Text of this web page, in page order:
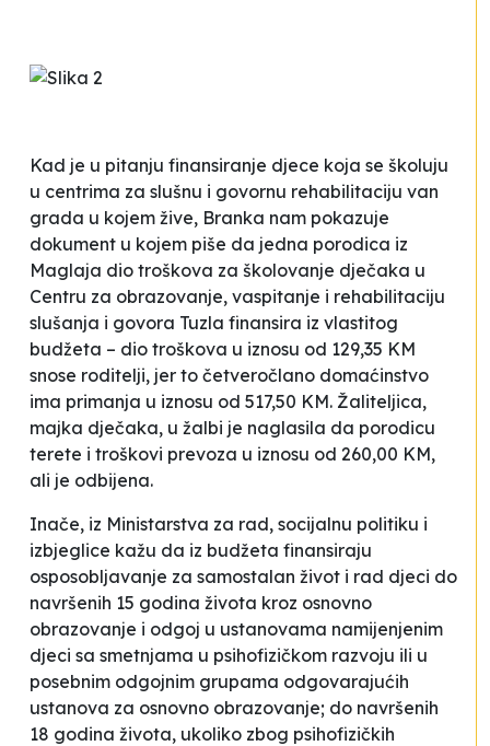
Kad je u pitanju finansiranje djece koja se školuju
u centrima za slušnu i govornu rehabilitaciju van
grada u kojem žive, Branka nam pokazuje
dokument u kojem piše da jedna porodica iz
Maglaja dio troškova za školovanje dječaka u
Centru za obrazovanje, vaspitanje i rehabilitaciju
slušanja i govora Tuzla finansira iz vlastitog
budžeta – dio troškova u iznosu od 129,35 KM
snose roditelji, jer to četveročlano domaćinstvo
ima primanja u iznosu od 517,50 KM. Žaliteljica,
majka dječaka, u žalbi je naglasila da porodicu
terete i troškovi prevoza u iznosu od 260,00 KM,
ali je odbijena.
Inače, iz Ministarstva za rad, socijalnu politiku i
izbjeglice kažu da iz budžeta finansiraju
osposobljavanje za samostalan život i rad djeci do
navršenih 15 godina života kroz osnovno
obrazovanje i odgoj u ustanovama namijenjenim
djeci sa smetnjama u psihofizičkom razvoju ili u
posebnim odgojnim grupama odgovarajućih
ustanova za osnovno obrazovanje; do navršenih
18 godina života, ukoliko zbog psihofizičkih